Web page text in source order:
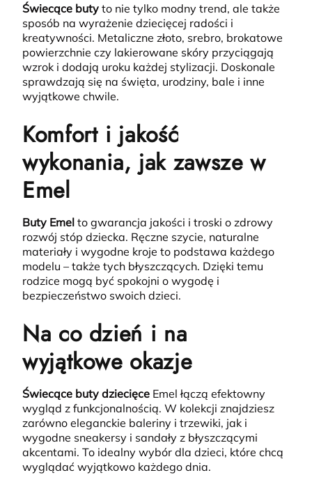
Świecące buty to nie tylko modny trend, ale także
sposób na wyrażenie dziecięcej radości i
kreatywności. Metaliczne złoto, srebro, brokatowe
powierzchnie czy lakierowane skóry przyciągają
wzrok i dodają uroku każdej stylizacji. Doskonale
sprawdzają się na święta, urodziny, bale i inne
wyjątkowe chwile.
Komfort i jakość
wykonania, jak zawsze w
Emel
Buty Emel to gwarancja jakości i troski o zdrowy
rozwój stóp dziecka. Ręczne szycie, naturalne
materiały i wygodne kroje to podstawa każdego
modelu – także tych błyszczących. Dzięki temu
rodzice mogą być spokojni o wygodę i
bezpieczeństwo swoich dzieci.
Na co dzień i na
wyjątkowe okazje
Świecące buty dziecięce Emel łączą efektowny
wygląd z funkcjonalnością. W kolekcji znajdziesz
zarówno eleganckie baleriny i trzewiki, jak i
wygodne sneakersy i sandały z błyszczącymi
akcentami. To idealny wybór dla dzieci, które chcą
wyglądać wyjątkowo każdego dnia.